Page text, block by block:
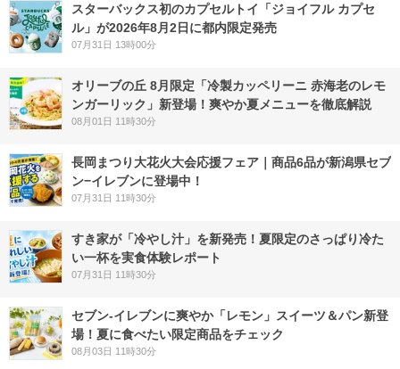
スターバックス初のカプセルトイ「ジョイフル カプセ
ル」が2026年8月2日に都内限定発売
07月31日 13時00分
オリーブの丘 8月限定「冷製カッペリーニ 赤海老のレモ
ンガーリック」新登場！爽やか夏メニューを徹底解説
08月01日 11時30分
長岡まつり大花火大会応援フェア｜商品6品が新潟県セブ
ン−イレブンに登場中！
07月31日 11時30分
すき家が「冷やし汁」を新発売！夏限定のさっぱり冷た
い一杯を実食体験レポート
07月31日 11時30分
セブン‐イレブンに爽やか「レモン」スイーツ＆パン新登
場！夏に食べたい限定商品をチェック
08月03日 11時30分